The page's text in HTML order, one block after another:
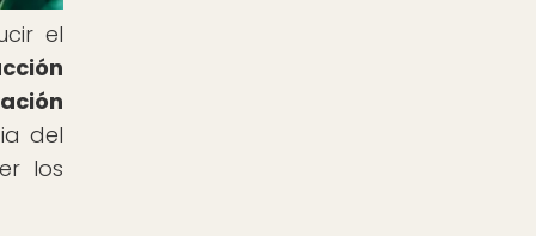
el
del
los